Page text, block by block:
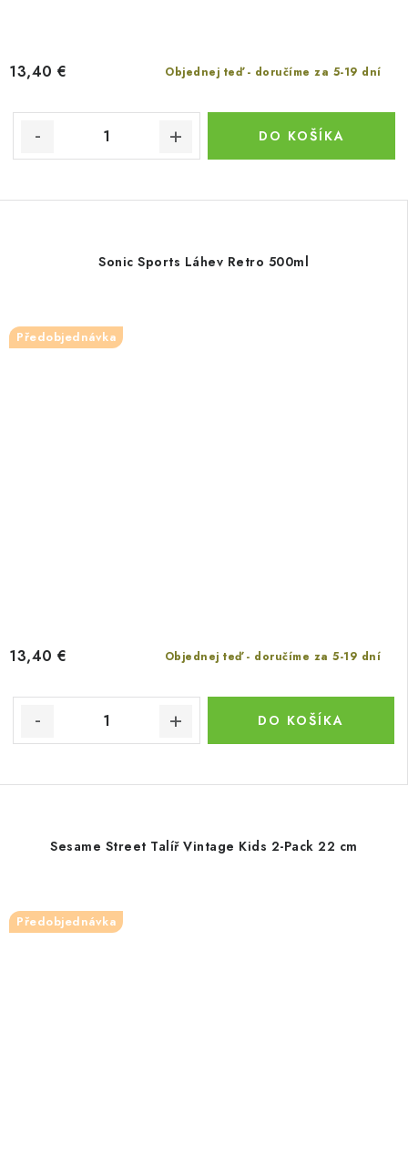
Objednej teď - doručíme za 5-19 dní
13,40 €
DO KOŠÍKA
Sonic Sports Láhev Retro 500ml
Předobjednávka
Objednej teď - doručíme za 5-19 dní
13,40 €
DO KOŠÍKA
Sesame Street Talíř Vintage Kids 2-Pack 22 cm
Předobjednávka